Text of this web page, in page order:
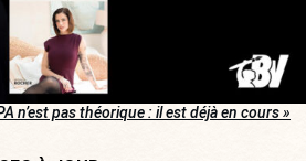
n’est pas théorique : il est déjà en cours »